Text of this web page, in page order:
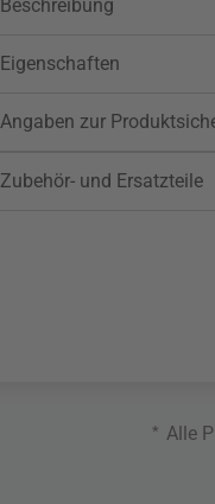
Beschreibung
Eigenschaften
Angaben zur
Zubehör- und Ersatzteile
* Alle